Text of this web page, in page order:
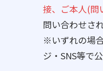
接、ご本人(問
問い合わせさ
※いずれの場
ジ・SNS等で